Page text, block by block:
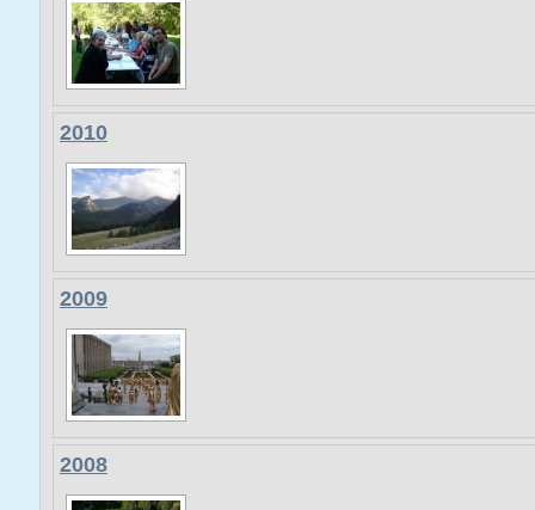
2010
2009
2008